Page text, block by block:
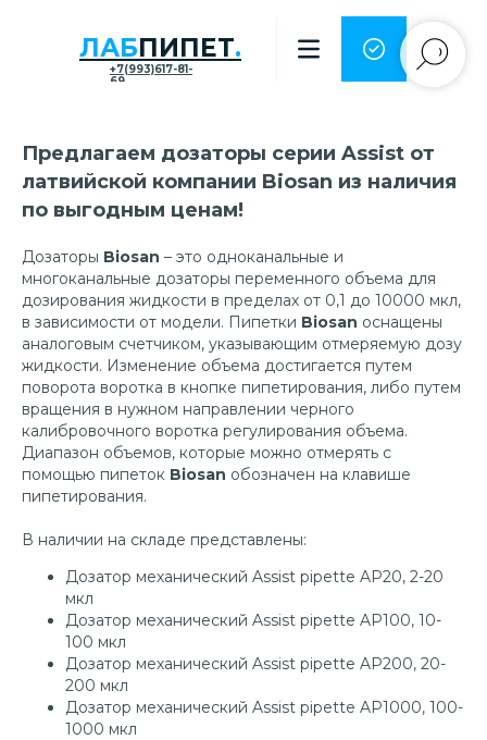
ЛАБПИПЕТ.
+7(993)617-81-
69
Предлагаем дозаторы серии Assist от
латвийской компании Biosan из наличия
по выгодным ценам!
Дозаторы Biosan – это однокaнальные и
многокaнальные дозаторы переменного объема для
дозирования жидкости в пределах от 0,1 до 10000 мкл,
в зависимости от модели. Пипетки Biosan оснащены
аналоговым счетчиком, указывающим отмеряемую дозу
жидкости. Изменение объема достигается путем
поворота воротка в кнопке пипетирования, либо путем
вращения в нужном направлении черного
калибровочного воротка регулирования объема.
Диапазон объемов, которые можно отмерять с
помощью пипеток Biosan обозначен на клавише
пипетирования.
В наличии на складе представлены:
Дозатор механический Assist pipette AP20, 2-20
мкл
Дозатор механический Assist pipette AP100, 10-
100 мкл
Дозатор механический Assist pipette AP200, 20-
200 мкл
Дозатор механический Assist pipette AP1000, 100-
1000 мкл